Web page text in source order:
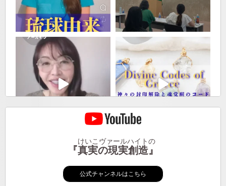
けいこヴァールハイトの
『真実の現実創造』
公式チャンネルはこちら